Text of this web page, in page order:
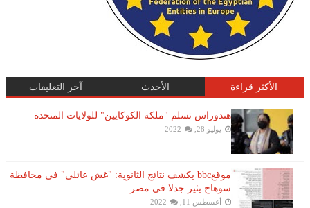
الأكثر قراءة الأحدث آخر التعليقات
هندوراس تسلم "ملكة الكوكايين" للولايات المتحدة
يوليو 28, 2022
موقعbbc يكشف نتائج الثانوية: "غش عائلي" فى محافظة
سوهاج يثير جدلا في مصر
أغسطس 11, 2022